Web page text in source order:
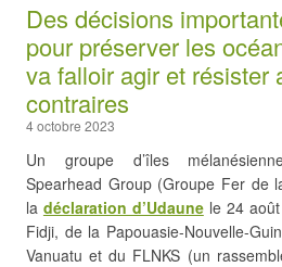
Des décisions
pour préserver les
va falloir agir et résister
contraires
4 octobre 2023
Un groupe d’îles
Spearhead Group (Groupe Fer de
la déclaration d’Udaunele 24 août
Fidji, de la Papouasie-Nouvelle-
Vanuatu et du FLNKS (un